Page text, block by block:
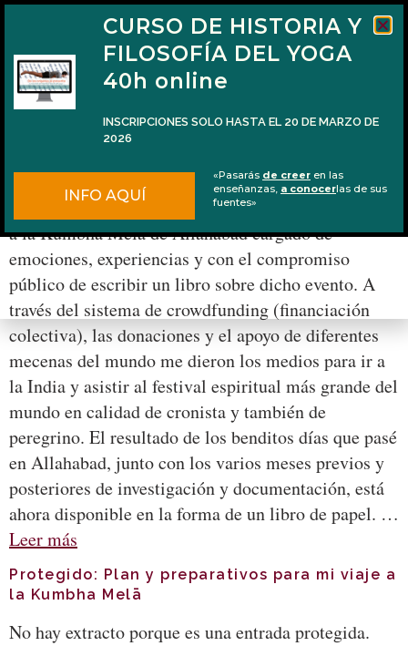
Mi libro de Kumbha Mela publicado por Kairós
Hace exactamente dos años yo regresaba de mi viaje
a la Kumbha Mela de Allahabad cargado de
emociones, experiencias y con el compromiso
público de escribir un libro sobre dicho evento. A
través del sistema de crowdfunding (financiación
colectiva), las donaciones y el apoyo de diferentes
mecenas del mundo me dieron los medios para ir a
la India y asistir al festival espiritual más grande del
mundo en calidad de cronista y también de
peregrino. El resultado de los benditos días que pasé
en Allahabad, junto con los varios meses previos y
posteriores de investigación y documentación, está
ahora disponible en la forma de un libro de papel. …
Leer más
Protegido: Plan y preparativos para mi viaje a
la Kumbha Melā
No hay extracto porque es una entrada protegida.
CURSO DE HISTORIA Y
FILOSOFÍA DEL YOGA
40h online
INSCRIPCIONES SOLO HASTA EL 20 DE MARZO DE
2026
INFO AQUÍ
«Pasarás de creer en las
enseñanzas, a conocerlas de sus
fuentes»